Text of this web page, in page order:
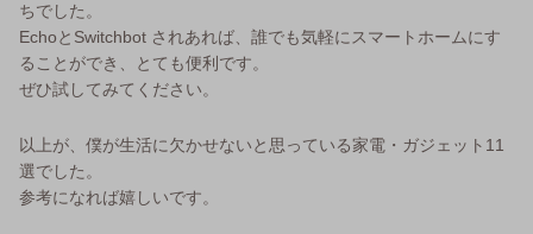
ちでした。
EchoとSwitchbot されあれば、誰でも気軽にスマートホームにす
ることができ、とても便利です。
ぜひ試してみてください。
以上が、僕が生活に欠かせないと思っている家電・ガジェット11
選でした。
参考になれば嬉しいです。